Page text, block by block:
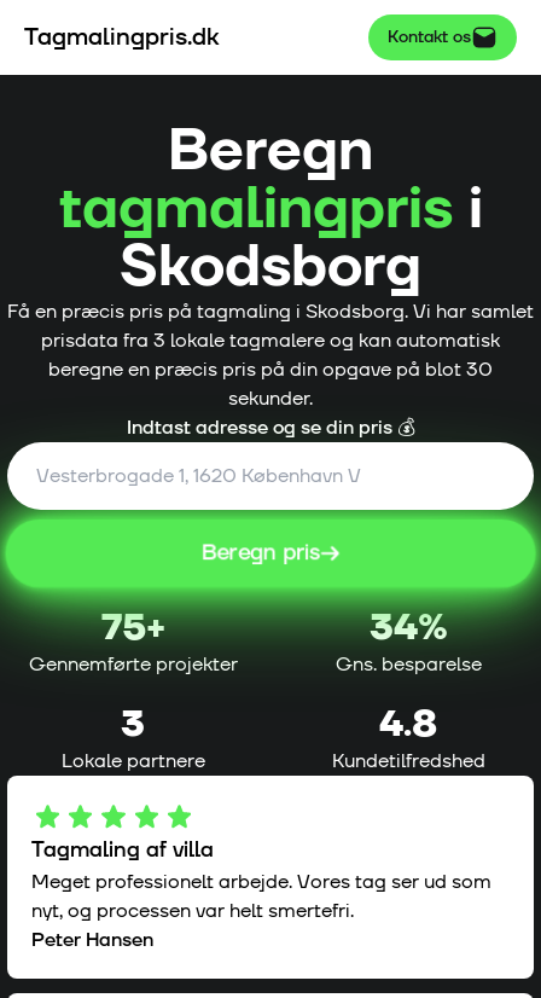
Tagmalingpris.dk Kontakt os
Beregn
tagmalingprisi
Skodsborg
Få en præcis pris på tagmaling i Skodsborg. Vi har samlet
prisdata fra 3 lokale tagmalere og kan automatisk
beregne en præcis pris på din opgave på blot 30
sekunder.
Indtast adresse og se din pris 💰
Beregn pris
75+
Gennemførte projekter
34%
Gns. besparelse
3
Lokale partnere
4.8
Kundetilfredshed
Tagmaling af villa
Meget professionelt arbejde. Vores tag ser ud som
nyt, og processen var helt smertefri.
Peter Hansen